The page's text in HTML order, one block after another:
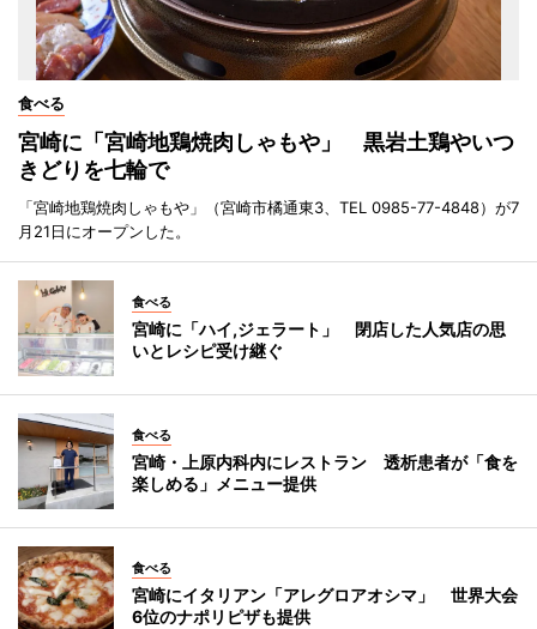
食べる
宮崎に「宮崎地鶏焼肉しゃもや」 黒岩土鶏やいつ
きどりを七輪で
「宮崎地鶏焼肉しゃもや」（宮崎市橘通東3、TEL 0985-77-4848）が7
月21日にオープンした。
食べる
宮崎に「ハイ,ジェラート」 閉店した人気店の思
いとレシピ受け継ぐ
食べる
宮崎・上原内科内にレストラン 透析患者が「食を
楽しめる」メニュー提供
食べる
宮崎にイタリアン「アレグロアオシマ」 世界大会
6位のナポリピザも提供